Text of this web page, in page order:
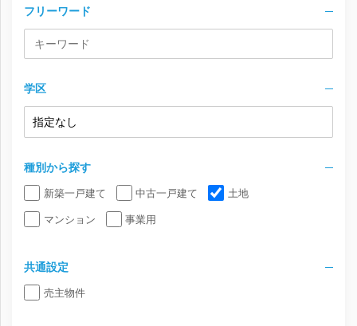
フリーワード
学区
種別から探す
新築一戸建て 中古一戸建て 土地
マンション 事業用
共通設定
売主物件